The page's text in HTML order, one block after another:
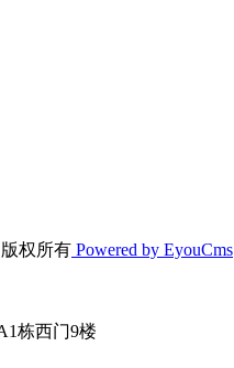
权所有 Powered by EyouCms
栋西门9楼